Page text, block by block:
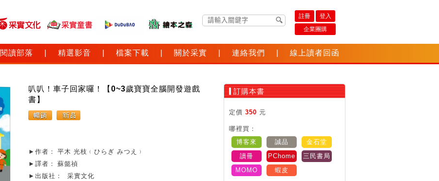
註冊
登入
企業團購
閱讀部落 精選影音 檔案下載 關於采實 連絡我們 線上讀者回函
叭叭！車子回家囉！【0~3歲寶寶全腦開發遊戲
書】
►作者：
平木 光枝﹙ひらぎ みつえ﹚
►譯者：
蘇懿禎
►出版社：
采實文化
訂購本書
定價 350 元
哪裡買：
博客來
誠品
金石堂
讀冊
PChome
三民書局
MOMO
蝦皮